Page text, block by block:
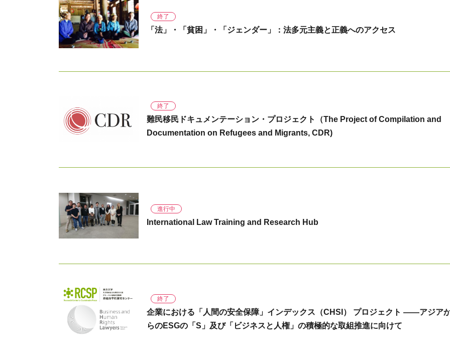
終了
「法」・「貧困」・「ジェンダー」：法多元主義と正義へのアクセス
終了
難民移民ドキュメンテーション・プロジェクト（The Project of Compilation and
Documentation on Refugees and Migrants, CDR)
進行中
International Law Training and Research Hub
終了
企業における「人間の安全保障」インデックス（CHSI） プロジェクト ――アジア
らのESGの「S」及び「ビジネスと人権」の積極的な取組推進に向けて